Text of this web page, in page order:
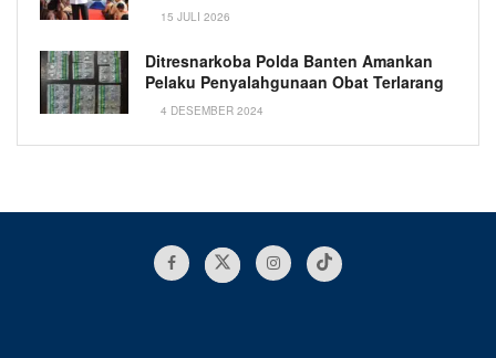
15 JULI 2026
Ditresnarkoba Polda Banten Amankan
Pelaku Penyalahgunaan Obat Terlarang
4 DESEMBER 2024